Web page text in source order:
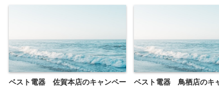
ベスト電器 佐賀本店のキャンペー
ベスト電器 鳥栖店のキ